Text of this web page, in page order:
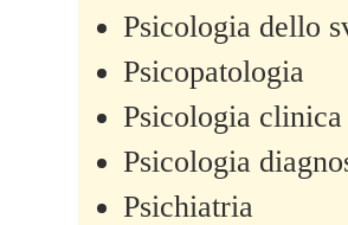
Psicologia dello
Psicopatologia
Psicologia clinica
Psicologia
Psichiatria